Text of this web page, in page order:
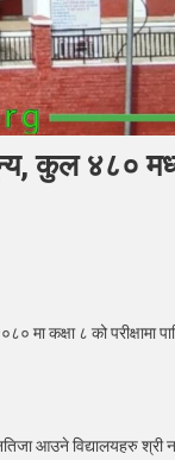
शून्य, कुल ४८०
मा कक्षा ८ को परीक्षामा
आउने विद्यालयहरु श्री